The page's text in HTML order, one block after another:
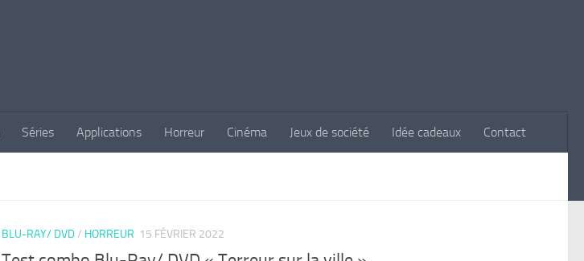
Séries Applications Horreur Cinéma Jeux de société Idée cadeaux Contact
BLU-RAY/ DVD/ HORREUR 15 FÉVRIER 2022